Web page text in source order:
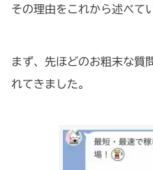
その理由をこれから述べて
まず、先ほどのお粗末な質
れてきました。